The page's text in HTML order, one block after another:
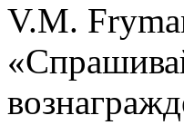
V.M.